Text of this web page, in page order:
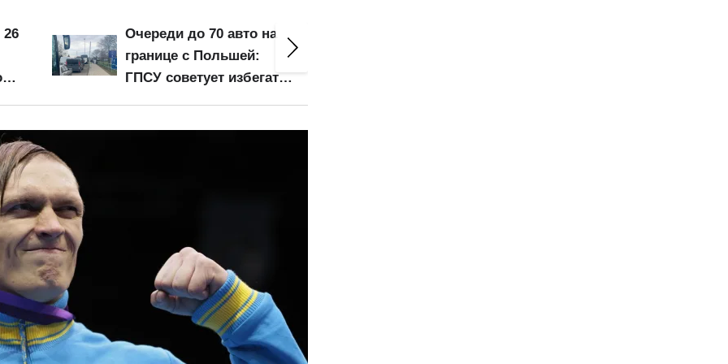
Мобильная связь от 190
грн: Киевстар и lifecell
предлагают спецтарифы